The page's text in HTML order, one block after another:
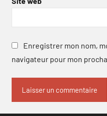
Enregistrer mon nom,
navigateur pour mon